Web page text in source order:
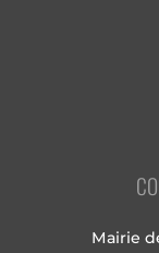
Mairie